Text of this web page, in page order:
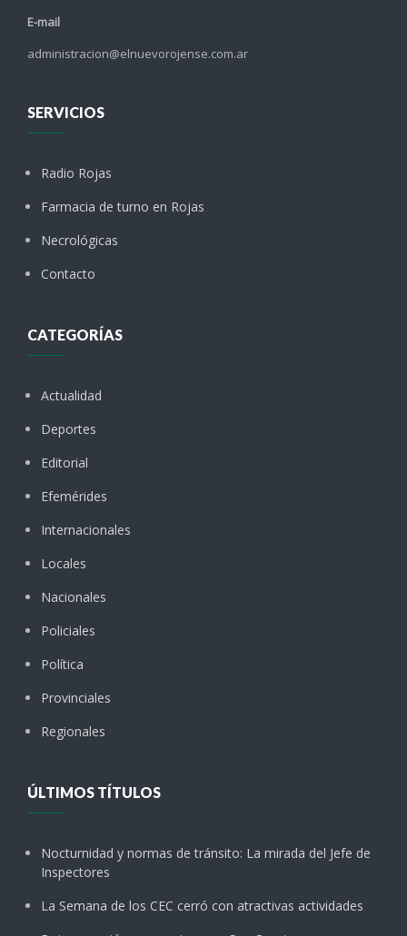
E-mail
administracion@elnuevorojense.com.ar
SERVICIOS
Radio Rojas
Farmacia de turno en Rojas
Necrológicas
Contacto
CATEGORÍAS
Actualidad
Deportes
Editorial
Efemérides
Internacionales
Locales
Nacionales
Policiales
Política
Provinciales
Regionales
ÚLTIMOS TÍTULOS
Nocturnidad y normas de tránsito: La mirada del Jefe de
Inspectores
La Semana de los CEC cerró con atractivas actividades